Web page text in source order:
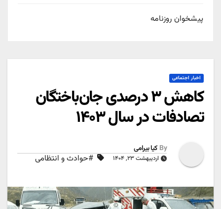
پیشخوان روزنامه
اخبار اجتماعی
کاهش ۳ درصدی جان‌باختگان
تصادفات در سال ۱۴۰۳
By کیا بیرامی
اردیبهشت ۲۳, ۱۴۰۴ #حوادث و انتظامی